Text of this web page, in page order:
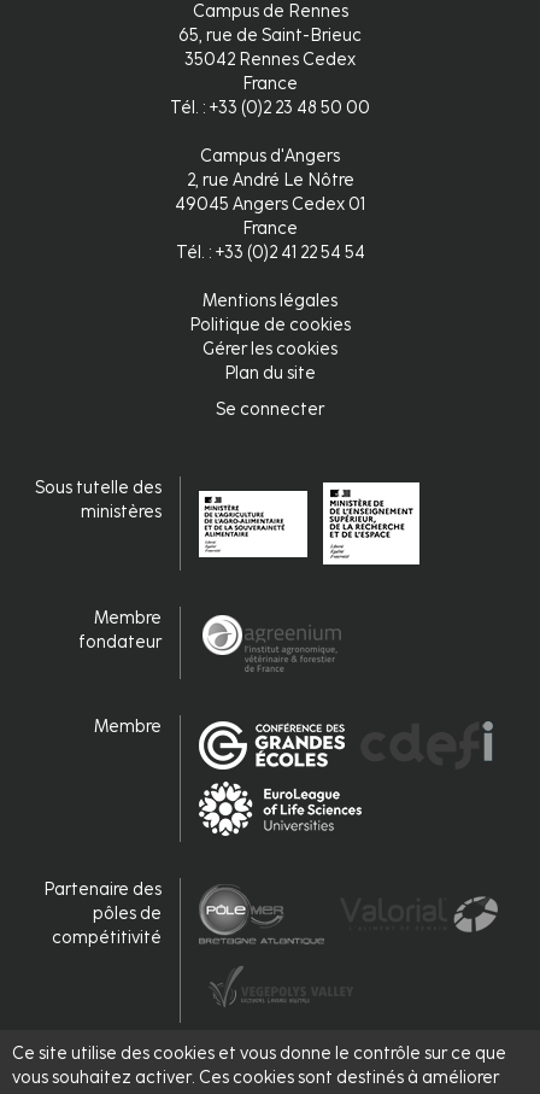
Ce site utilise des cookies et vous donne le contrôle sur ce que
vous souhaitez activer. Ces cookies sont destinés à améliorer
Campus de Rennes
65, rue de Saint-Brieuc
35042 Rennes Cedex
France
Tél. : +33 (0)2 23 48 50 00
Campus d'Angers
2, rue André Le Nôtre
49045 Angers Cedex 01
France
Tél. : +33 (0)2 41 22 54 54
Mentions légales
Politique de cookies
Gérer les cookies
Plan du site
Se connecter
Sous tutelle des
ministères
Membre
fondateur
Membre
Partenaire des
pôles de
compétitivité
Accrédité,